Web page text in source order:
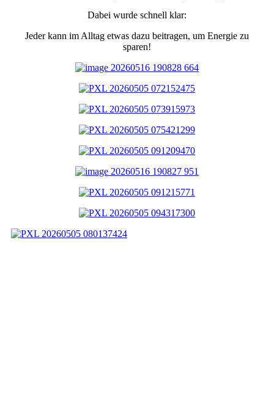
Dabei wurde schnell klar:
Jeder kann im Alltag etwas dazu beitragen, um Energie zu
sparen!